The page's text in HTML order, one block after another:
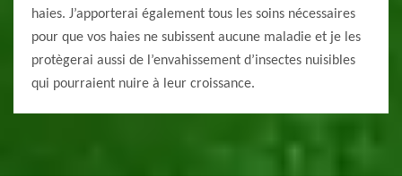
haies. J’apporterai également tous les soins nécessaires
pour que vos haies ne subissent aucune maladie et je les
protègerai aussi de l’envahissement d’insectes nuisibles
qui pourraient nuire à leur croissance.